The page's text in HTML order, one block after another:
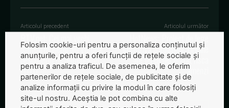
Articolul precedent
oameni moderni din Europa,
descoperiți de antropologi
FOTO
Articolul următor
impotriva buruienilor. Oricine
are teren necuratat risca
amenzi
Folosim cookie-uri pentru a personaliza conținutul și
anunțurile, pentru a oferi funcții de rețele sociale și
pentru a analiza traficul. De asemenea, le oferim
partenerilor de rețele sociale, de publicitate și de
analize informații cu privire la modul în care folosiți
site-ul nostru. Aceștia le pot combina cu alte